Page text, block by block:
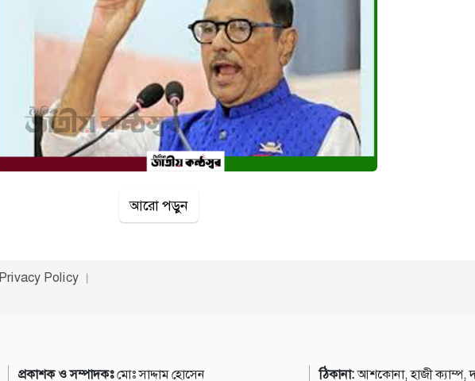
আরো পড়ুন
Privacy Policy
প্রকাশক ও সম্পাদকঃমোঃ সাদ্দাম হোসেন ঠিকানা:আশকোনা, হাজী ক্যাম্প,